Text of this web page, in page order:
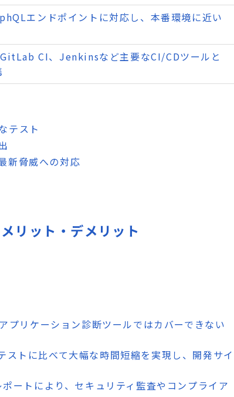
エンドポイントに対応し、本番環境に近い
CI、Jenkinsなど主要なCI/CDツールと
テスト
新脅威への対応
ット・デメリット
プリケーション診断ツールではカバーできない
ストに比べて大幅な時間短縮を実現し、開発サイ
ートにより、セキュリティ監査やコンプライア